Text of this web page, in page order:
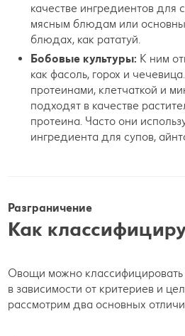
качестве ингредиентов для
мясным блюдам или
блюдах, как рататуй.
Бобовые культуры: К ним
как фасоль, горох и
протеинами, клетчаткой и
подходят в качестве
протеина. Часто они
ингредиента для супов,
Разграничение
Как
Овощи можно
в зависимости от критериев и
рассмотрим два основных